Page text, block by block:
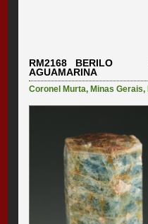
RM2168 BERILO
AGUAMARINA
Coronel Murta, Minas Gerais,